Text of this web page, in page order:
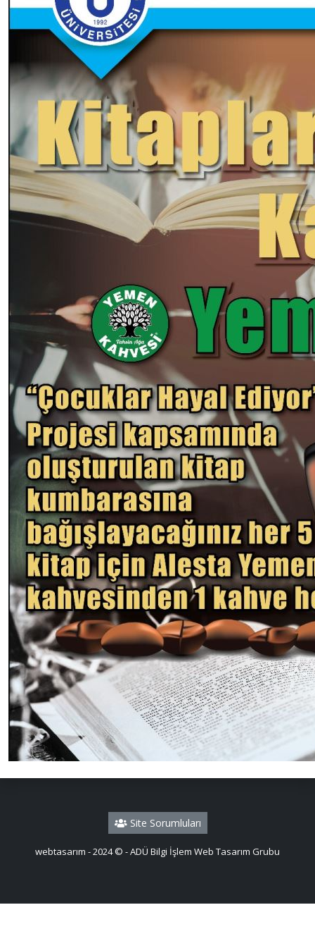
Site Sorumluları
webtasarım - 2024 © - ADÜ Bilgi İşlem Web Tasarım Grubu